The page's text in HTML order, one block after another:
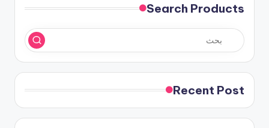
Search Products
Recent Post